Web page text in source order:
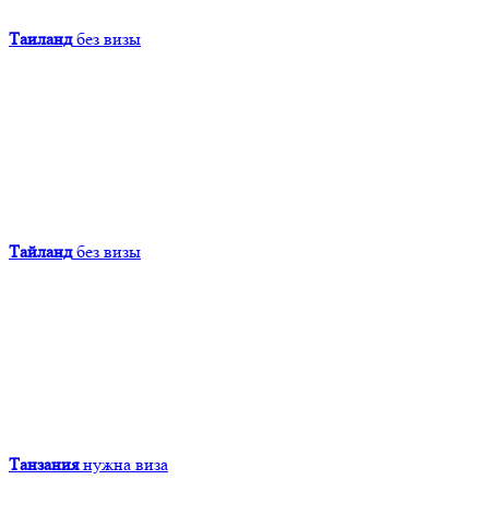
Таиланд без визы
Тайланд без визы
Танзания нужна виза